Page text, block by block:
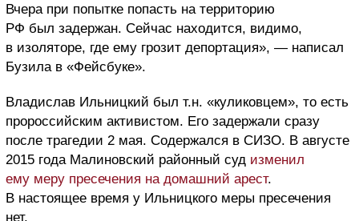
Вчера при попытке попасть на территорию
РФ был задержан. Сейчас находится, видимо,
в изоляторе, где ему грозит депортация», — написал
Бузила в «Фейсбуке».
Владислав Ильницкий был т.н. «куликовцем», то есть
пророссийским активистом. Его задержали сразу
после трагедии 2 мая. Содержался в СИЗО. В августе
2015 года Малиновский районный суд изменил
ему меру пресечения на домашний арест.
В настоящее время у Ильницкого меры пресечения
нет.